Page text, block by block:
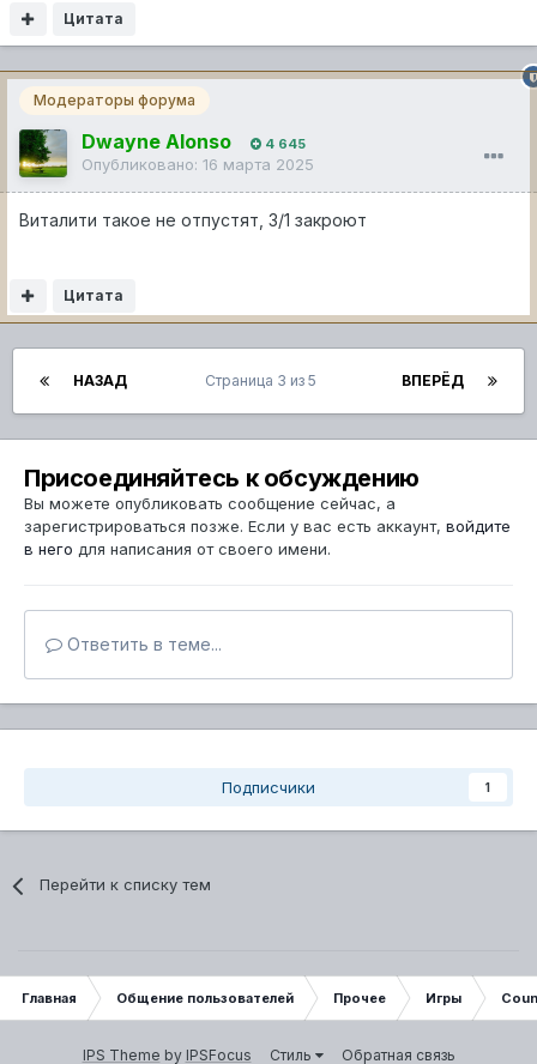
Цитата
Модераторы форума
Dwayne Alonso 4 645
Опубликовано: 16 марта 2025
Виталити такое не отпустят, 3/1 закроют
Цитата
НАЗАД ВПЕРЁД
Страница 3 из 5
Присоединяйтесь к обсуждению
Вы можете опубликовать сообщение сейчас, а
зарегистрироваться позже. Если у вас есть аккаунт, войдите
в него для написания от своего имени.
Ответить в теме...
Подписчики 1
Перейти к списку тем
Главная Общение пользователей Прочее Игры
IPS Theme by IPSFocus Стиль Обратная связь